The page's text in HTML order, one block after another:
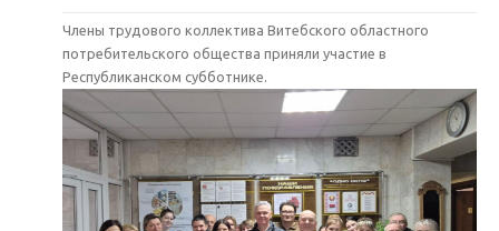
Члены трудового коллектива Витебского областного
потребительского общества приняли участие в
Республиканском субботнике.